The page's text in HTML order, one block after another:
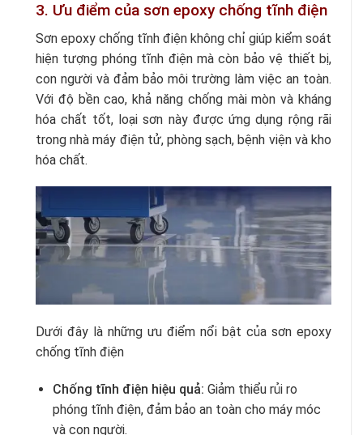
3. Ưu điểm của sơn epoxy chống tĩnh điện
Sơn epoxy chống tĩnh điện không chỉ giúp kiểm soát
hiện tượng phóng tĩnh điện mà còn bảo vệ thiết bị,
con người và đảm bảo môi trường làm việc an toàn.
Với độ bền cao, khả năng chống mài mòn và kháng
hóa chất tốt, loại sơn này được ứng dụng rộng rãi
trong nhà máy điện tử, phòng sạch, bệnh viện và kho
hóa chất.
Dưới đây là những ưu điểm nổi bật của sơn epoxy
chống tĩnh điện
Chống tĩnh điện hiệu quả: Giảm thiểu rủi ro
phóng tĩnh điện, đảm bảo an toàn cho máy móc
và con người.